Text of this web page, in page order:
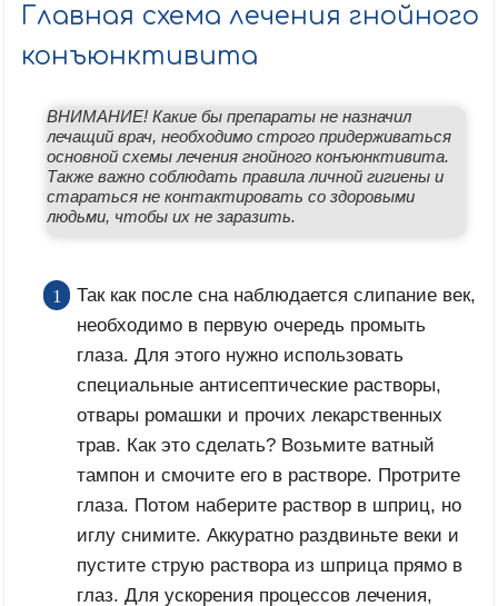
Главная схема лечения гнойного
конъюнктивита
ВНИМАНИЕ! Какие бы препараты не назначил
лечащий врач, необходимо строго придерживаться
основной схемы лечения гнойного конъюнктивита.
Также важно соблюдать правила личной гигиены и
стараться не контактировать со здоровыми
людьми, чтобы их не заразить.
Так как после сна наблюдается слипание век,
необходимо в первую очередь промыть
глаза. Для этого нужно использовать
специальные антисептические растворы,
отвары ромашки и прочих лекарственных
трав. Как это сделать? Возьмите ватный
тампон и смочите его в растворе. Протрите
глаза. Потом наберите раствор в шприц, но
иглу снимите. Аккуратно раздвиньте веки и
пустите струю раствора из шприца прямо в
глаз. Для ускорения процессов лечения,